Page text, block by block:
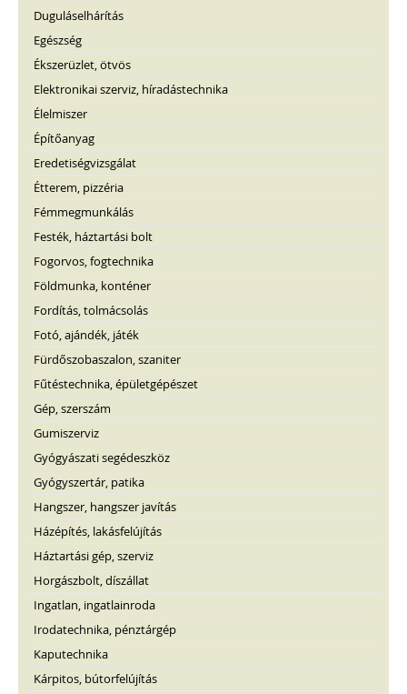
Duguláselhárítás
Egészség
Ékszerüzlet, ötvös
Elektronikai szerviz, híradástechnika
Élelmiszer
Építőanyag
Eredetiségvizsgálat
Étterem, pizzéria
Fémmegmunkálás
Festék, háztartási bolt
Fogorvos, fogtechnika
Földmunka, konténer
Fordítás, tolmácsolás
Fotó, ajándék, játék
Fürdőszobaszalon, szaniter
Fűtéstechnika, épületgépészet
Gép, szerszám
Gumiszerviz
Gyógyászati segédeszköz
Gyógyszertár, patika
Hangszer, hangszer javítás
Házépítés, lakásfelújítás
Háztartási gép, szerviz
Horgászbolt, díszállat
Ingatlan, ingatlainroda
Irodatechnika, pénztárgép
Kaputechnika
Kárpitos, bútorfelújítás